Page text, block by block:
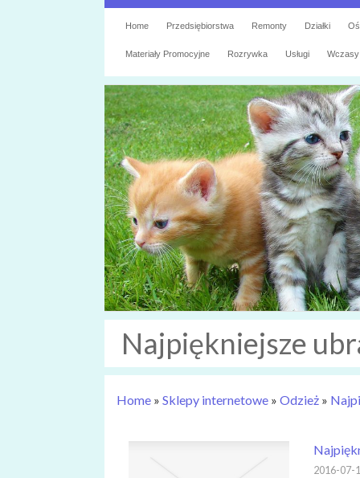
Home Przedsiębiorstwa Remonty Działki
Materiały Promocyjne Rozrywka Usługi Wczasy
Najpiękniejsze
Home » Sklepy internetowe » Odzież »
2016-07-